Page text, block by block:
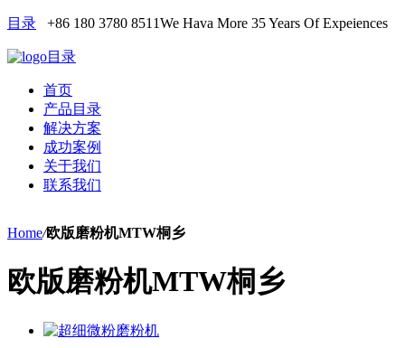
目录 +86 180 3780 8511We Hava More 35 Years Of Expeiences
目录
首页
产品目录
解决方案
成功案例
关于我们
联系我们
Home/欧版磨粉机MTW桐乡
欧版磨粉机MTW桐乡